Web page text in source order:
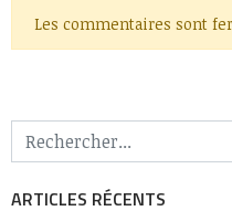
Les commentaires sont
ARTICLES RÉCENTS